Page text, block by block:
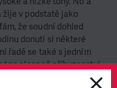
v podstatě jako
že soudní dohled
donutí si některé
řadě se také s jedním
alespoň příbuzenství
a mohl ji navštěvovat či